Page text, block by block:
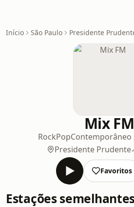
Início São Paulo Presidente
Mix FM
RockPop
Presidente Prudente
Favoritos
Estações